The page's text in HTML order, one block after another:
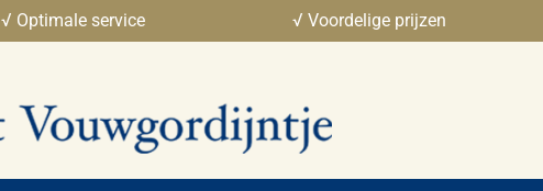
√ Optimale service √ Voordelige prijzen